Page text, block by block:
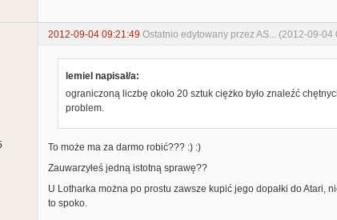
2012-09-04 09:21:49 Ostatnio edytowany przez AS... (2012-09-04
lemiel napisał/a:
ograniczoną liczbę około 20 sztuk ciężko było znaleźć
problem.
To może ma za darmo robić??? :) :)
Zauwarzyłeś jedną istotną sprawę??
U Lotharka można po prostu zawsze kupić jego dopałki do Atari,
to spoko.